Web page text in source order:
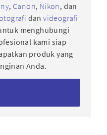
, Canon, Nikon, dan
danvideografi
menghubungi
kami siap
produk yang
Anda.